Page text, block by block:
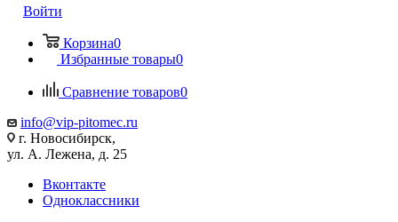
Войти
Корзина0
Избранные товары0
Сравнение товаров0
info@vip-pitomec.ru
г. Новосибирск,
ул. А. Лежена, д. 25
Вконтакте
Одноклассники